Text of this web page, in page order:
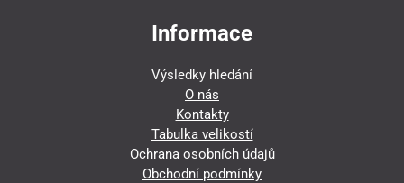
Informace
Výsledky hledání
O nás
Kontakty
Tabulka velikostí
Ochrana osobních údajů
Obchodní podmínky